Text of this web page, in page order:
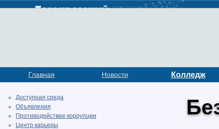
Главная Новости Колледж
Доступная среда
Объявления
Противодействие коррупции
Центр карьеры